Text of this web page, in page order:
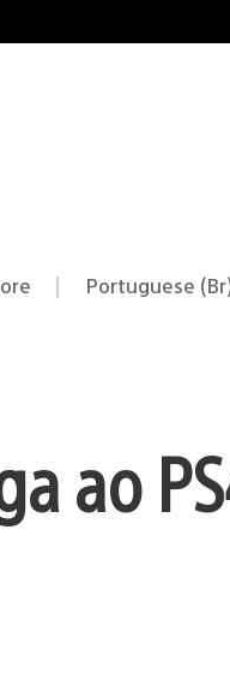
Selecione
Região
Portuguese
ao